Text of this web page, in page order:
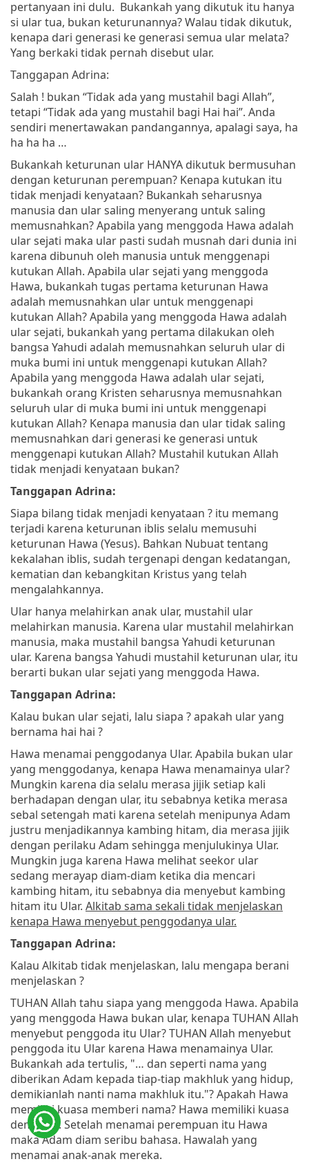
pertanyaan ini dulu. Bukankah yang dikutuk itu hanya
si ular tua, bukan keturunannya? Walau tidak dikutuk,
kenapa dari generasi ke generasi semua ular melata?
Yang berkaki tidak pernah disebut ular.
Tanggapan Adrina:
Salah ! bukan “Tidak ada yang mustahil bagi Allah”,
tetapi “Tidak ada yang mustahil bagi Hai hai”. Anda
sendiri menertawakan pandangannya, apalagi saya, ha
ha ha ha …
Bukankah keturunan ular HANYA dikutuk bermusuhan
dengan keturunan perempuan? Kenapa kutukan itu
tidak menjadi kenyataan? Bukankah seharusnya
manusia dan ular saling menyerang untuk saling
memusnahkan? Apabila yang menggoda Hawa adalah
ular sejati maka ular pasti sudah musnah dari dunia ini
karena dibunuh oleh manusia untuk menggenapi
kutukan Allah. Apabila ular sejati yang menggoda
Hawa, bukankah tugas pertama keturunan Hawa
adalah memusnahkan ular untuk menggenapi
kutukan Allah? Apabila yang menggoda Hawa adalah
ular sejati, bukankah yang pertama dilakukan oleh
bangsa Yahudi adalah memusnahkan seluruh ular di
muka bumi ini untuk menggenapi kutukan Allah?
Apabila yang menggoda Hawa adalah ular sejati,
bukankah orang Kristen seharusnya memusnahkan
seluruh ular di muka bumi ini untuk menggenapi
kutukan Allah? Kenapa manusia dan ular tidak saling
memusnahkan dari generasi ke generasi untuk
menggenapi kutukan Allah? Mustahil kutukan Allah
tidak menjadi kenyataan bukan?
Tanggapan Adrina:
Siapa bilang tidak menjadi kenyataan ? itu memang
terjadi karena keturunan iblis selalu memusuhi
keturunan Hawa (Yesus). Bahkan Nubuat tentang
kekalahan iblis, sudah tergenapi dengan kedatangan,
kematian dan kebangkitan Kristus yang telah
mengalahkannya.
Ular hanya melahirkan anak ular, mustahil ular
melahirkan manusia. Karena ular mustahil melahirkan
manusia, maka mustahil bangsa Yahudi keturunan
ular. Karena bangsa Yahudi mustahil keturunan ular, itu
berarti bukan ular sejati yang menggoda Hawa.
Tanggapan Adrina:
Kalau bukan ular sejati, lalu siapa ? apakah ular yang
bernama hai hai ?
Hawa menamai penggodanya Ular. Apabila bukan ular
yang menggodanya, kenapa Hawa menamainya ular?
Mungkin karena dia selalu merasa jijik setiap kali
berhadapan dengan ular, itu sebabnya ketika merasa
sebal setengah mati karena setelah menipunya Adam
justru menjadikannya kambing hitam, dia merasa jijik
dengan perilaku Adam sehingga menjulukinya Ular.
Mungkin juga karena Hawa melihat seekor ular
sedang merayap diam-diam ketika dia mencari
kambing hitam, itu sebabnya dia menyebut kambing
hitam itu Ular. Alkitab sama sekali tidak menjelaskan
kenapa Hawa menyebut penggodanya ular.
Tanggapan Adrina:
Kalau Alkitab tidak menjelaskan, lalu mengapa berani
menjelaskan ?
TUHAN Allah tahu siapa yang menggoda Hawa. Apabila
yang menggoda Hawa bukan ular, kenapa TUHAN Allah
menyebut penggoda itu Ular? TUHAN Allah menyebut
penggoda itu Ular karena Hawa menamainya Ular.
Bukankah ada tertulis, "… dan seperti nama yang
diberikan Adam kepada tiap-tiap makhluk yang hidup,
demikianlah nanti nama makhluk itu."? Apakah Hawa
memiliki kuasa memberi nama? Hawa memiliki kuasa
demikian. Setelah menamai perempuan itu Hawa
maka Adam diam seribu bahasa. Hawalah yang
menamai anak-anak mereka.